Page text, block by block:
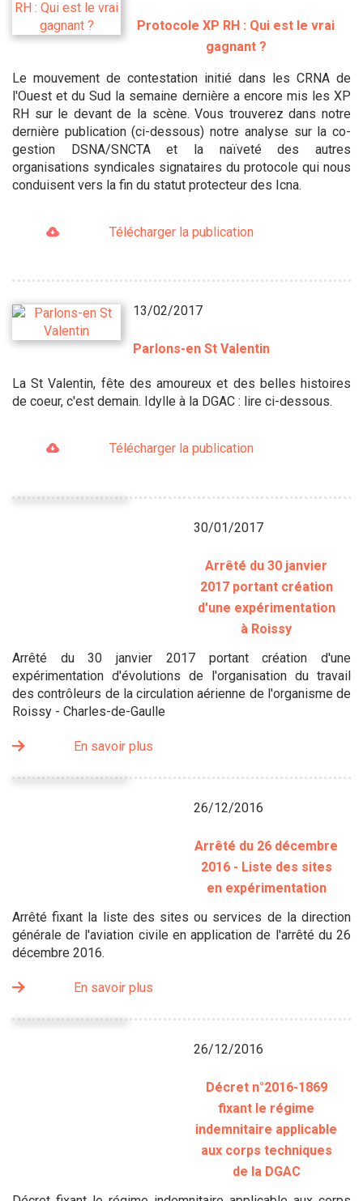
Protocole XP RH : Qui est le vrai
gagnant ?
Le mouvement de contestation initié dans les CRNA de
l'Ouest et du Sud la semaine dernière a encore mis les XP
RH sur le devant de la scène. Vous trouverez dans notre
dernière publication (ci-dessous) notre analyse sur la co-
gestion DSNA/SNCTA et la naïveté des autres
organisations syndicales signataires du protocole qui nous
conduisent vers la fin du statut protecteur des Icna.
Télécharger la publication
13/02/2017
Parlons-en St Valentin
La St Valentin, fête des amoureux et des belles histoires
de coeur, c'est demain. Idylle à la DGAC : lire ci-dessous.
Télécharger la publication
30/01/2017
Arrêté du 30 janvier
2017 portant création
d'une expérimentation
à Roissy
Arrêté du 30 janvier 2017 portant création d'une
expérimentation d'évolutions de l'organisation du travail
des contrôleurs de la circulation aérienne de l'organisme de
Roissy - Charles-de-Gaulle
En savoir plus
26/12/2016
Arrêté du 26 décembre
2016 - Liste des sites
en expérimentation
Arrêté fixant la liste des sites ou services de la direction
générale de l'aviation civile en application de l'arrêté du 26
décembre 2016.
En savoir plus
26/12/2016
Décret n°2016-1869
fixant le régime
indemnitaire applicable
aux corps techniques
de la DGAC